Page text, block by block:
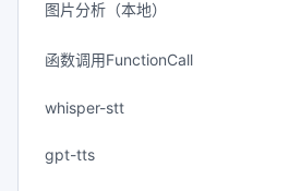
图片分析（本地）
函数调用FunctionCall
whisper-stt
gpt-tts